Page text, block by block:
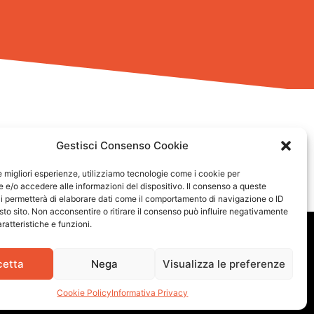
Gestisci Consenso Cookie
migliori esperienze, utilizziamo tecnologie come i cookie per
e/o accedere alle informazioni del dispositivo. Il consenso a queste
permetterà di elaborare dati come il comportamento di navigazione o ID
sito. Non acconsentire o ritirare il consenso può influire negativamente
e funzioni.
Nega Visualizza le preferenze
Cookie PolicyInformativa Privacy